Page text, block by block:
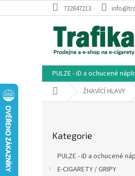
na
732847213
PULZE - iD a ochucené
Domů ŽHAVÍCÍ HLAVY
kategorie
Kategorie
PULZE - iD a ochucené
E-CIGARETY / GRIPY